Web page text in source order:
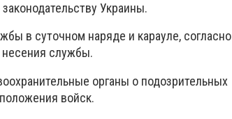
Украины.
в суточном наряде и карауле, согласно
службы.
органы о подозрительных
войск.